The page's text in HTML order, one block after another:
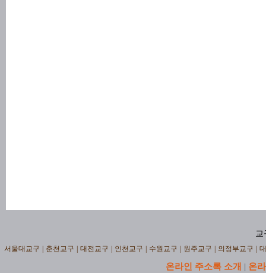
교
서울대교구 춘천교구 대전교구 인천교구 수원교구 원주교구 의정부교구
온라인 주소록 소개 | 온